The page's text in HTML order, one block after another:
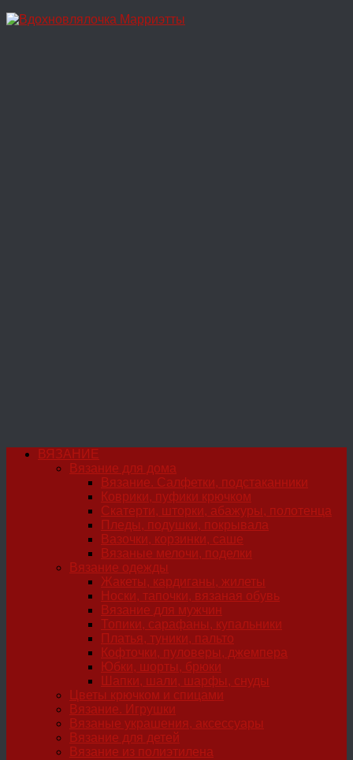
Перейти
ВЯЗАНИЕ
Вязание для дома
Вязание. Салфетки, подстаканники
Коврики, пуфики крючком
Скатерти, шторки, абажуры, полотенца
Пледы, подушки, покрывала
Вазочки, корзинки, саше
Вязаные мелочи, поделки
Вязание одежды
Жакеты, кардиганы, жилеты
Носки, тапочки, вязаная обувь
Вязание для мужчин
Топики, сарафаны, купальники
Платья, туники, пальто
Кофточки, пуловеры, джемпера
Юбки, шорты, брюки
Шапки, шали, шарфы, снуды
Цветы крючком и спицами
Вязание. Игрушки
Вязаные украшения, аксессуары
Вязание для детей
Вязание из полиэтилена